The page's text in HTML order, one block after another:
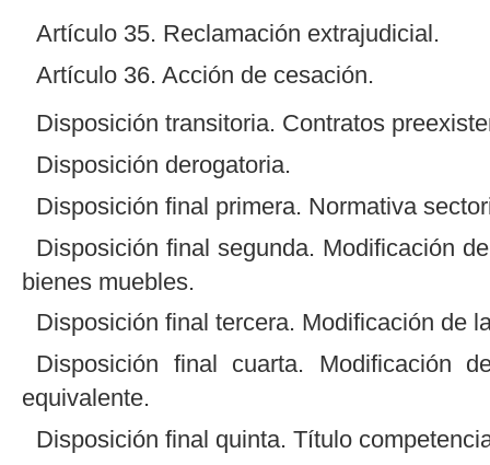
Artículo 35. Reclamación extrajudicial.
Artículo 36. Acción de cesación.
Disposición transitoria. Contratos
Disposición derogatoria.
Disposición final primera. Normativa
Disposición final segunda. Modificación
bienes muebles.
Disposición final tercera. Modificación de
Disposición final cuarta. Modificación
equivalente.
Disposición final quinta. Título